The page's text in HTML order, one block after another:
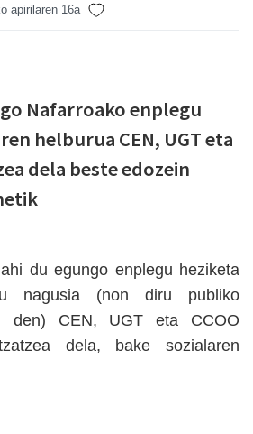
apirilaren 16a
Nafarroako enplegu
helburua CEN, UGT eta
dela beste edozein
du egungo enplegu heziketa
nagusia (non diru publiko
den) CEN, UGT eta CCOO
dela, bake sozialaren